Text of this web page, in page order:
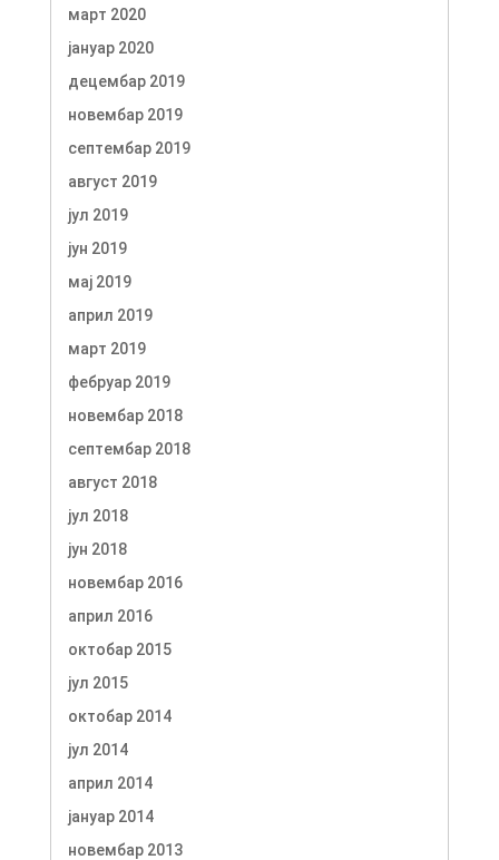
март 2020
јануар 2020
децембар 2019
новембар 2019
септембар 2019
август 2019
јул 2019
јун 2019
мај 2019
април 2019
март 2019
фебруар 2019
новембар 2018
септембар 2018
август 2018
јул 2018
јун 2018
новембар 2016
април 2016
октобар 2015
јул 2015
октобар 2014
јул 2014
април 2014
јануар 2014
новембар 2013